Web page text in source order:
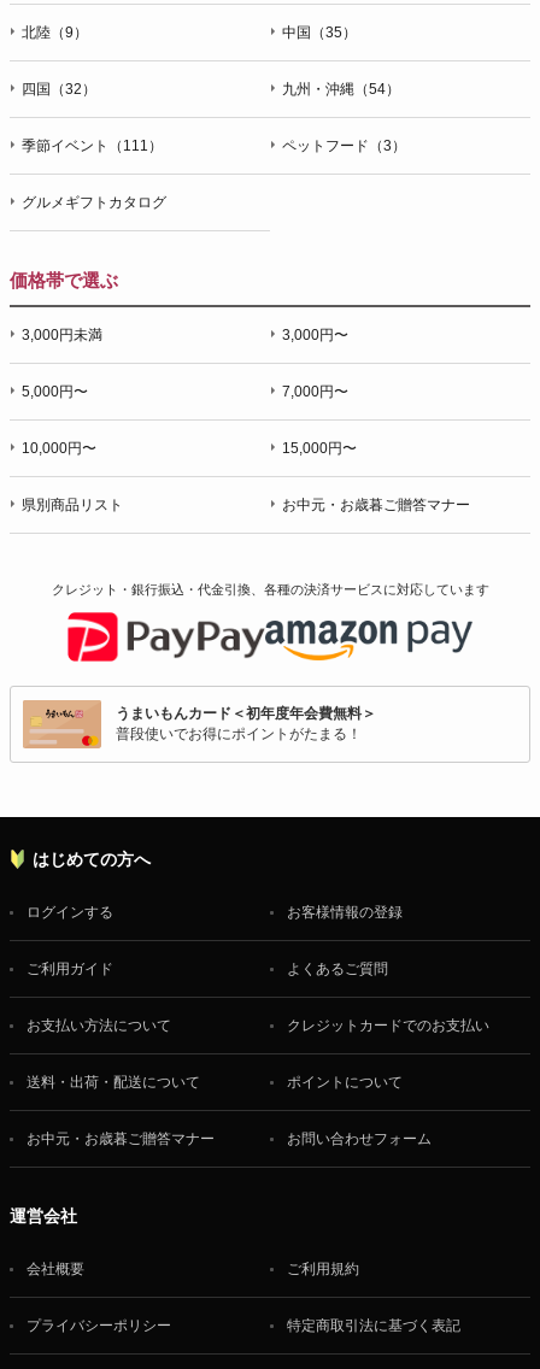
北陸（9） 中国（35）
四国（32） 九州・沖縄（54）
季節イベント（111） ペットフード（3）
グルメギフトカタログ
価格帯で選ぶ
3,000円未満 3,000円〜
5,000円〜 7,000円〜
10,000円〜 15,000円〜
県別商品リスト お中元・お歳暮ご贈答マナー
クレジット・銀行振込・代金引換、各種の決済サービスに対応しています
うまいもんカード＜初年度年会費無料＞
普段使いでお得にポイントがたまる！
はじめての方へ
ログインする お客様情報の登録
ご利用ガイド よくあるご質問
お支払い方法について クレジットカードでのお支払い
送料・出荷・配送について ポイントについて
お中元・お歳暮ご贈答マナー お問い合わせフォーム
運営会社
会社概要 ご利用規約
プライバシーポリシー 特定商取引法に基づく表記